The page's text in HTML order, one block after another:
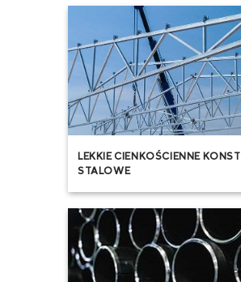
LEKKIE CIENKOŚCIENNE
STALOWE